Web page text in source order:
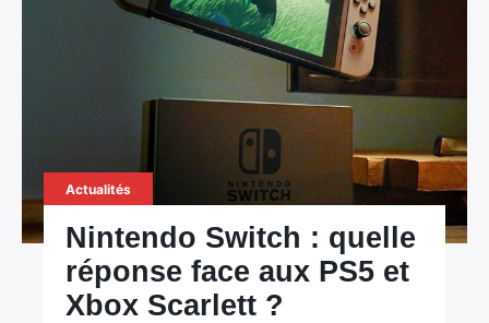
Actualités
Nintendo Switch : quelle
réponse face aux PS5 et
Xbox Scarlett ?